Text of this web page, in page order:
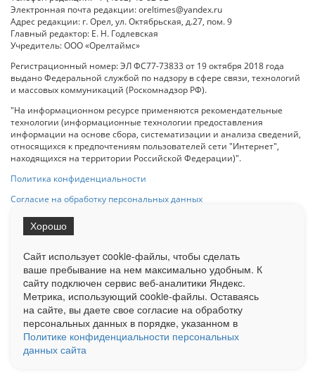
Электронная почта редакции: oreltimes@yandex.ru
Адрес редакции: г. Орел, ул. Октябрьская, д.27, пом. 9
Главный редактор: Е. Н. Годлевская
Учредитель: ООО «Орелтаймс»
Регистрационный номер: ЭЛ ФС77-73833 от 19 октября 2018 года
выдано Федеральной службой по надзору в сфере связи, технологий
и массовых коммуникаций (Роскомнадзор РФ).
"На информационном ресурсе применяются рекомендательные
технологии (информационные технологии предоставления
информации на основе сбора, систематизации и анализа сведений,
относящихся к предпочтениям пользователей сети "Интернет",
находящихся на территории Российской Федерации)".
Политика конфиденциальности
Согласие на обработку персональных данных
на Сетевое издание «ОрелТаймс» обязательна.
Ограниченная статистика посещаемости доступна на сайте
Liveinternet.ru . Подробная статистика для рекламодателей по запросу
у менеджера.
Реклама Документы О нас Контакты
Сайт использует cookie-файлы, чтобы сделать
ваше пребывание на нем максимально удобным. К
cайту подключен сервис веб-аналитики Яндекс.
Метрика, использующий cookie-файлы. Оставаясь
на сайте, вы даете свое согласие на обработку
персональных данных в порядке, указанном в
Политике конфиденциальности персональных
данных сайта
Хорошо